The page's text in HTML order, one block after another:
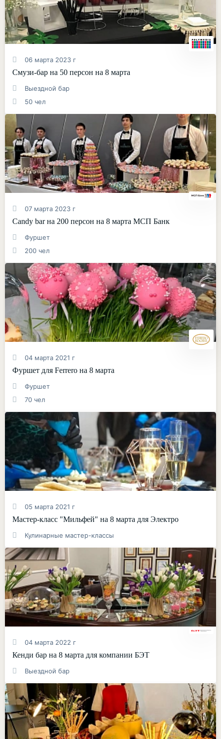
06 марта 2023 г
Смузи-бар на 50 персон на 8 марта
Выездной бар
50 чел
07 марта 2023 г
Candy bar на 200 персон на 8 марта МСП Банк
Фуршет
200 чел
04 марта 2021 г
Фуршет для Ferrero на 8 марта
Фуршет
70 чел
05 марта 2021 г
Мастер-класс "Мильфей" на 8 марта для Электро
Кулинарные мастер-классы
04 марта 2022 г
Кенди бар на 8 марта для компании БЭТ
Выездной бар